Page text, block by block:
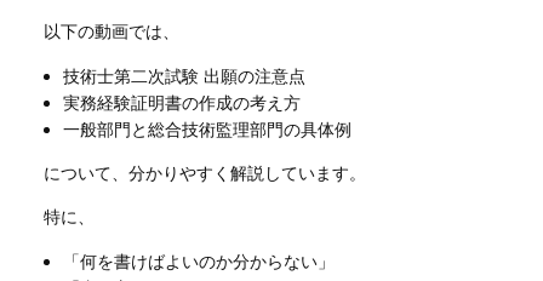
以下の動画では、
技術士第二次試験 出願の注意点
実務経験証明書の作成の考え方
一般部門と総合技術監理部門の具体例
について、分かりやすく解説しています。
特に、
「何を書けばよいのか分からない」